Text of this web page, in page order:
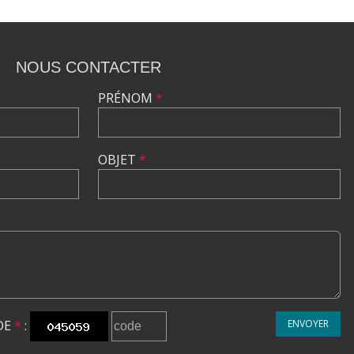
NOUS CONTACTER
PRÉNOM *
OBJET *
* : ENVOYER